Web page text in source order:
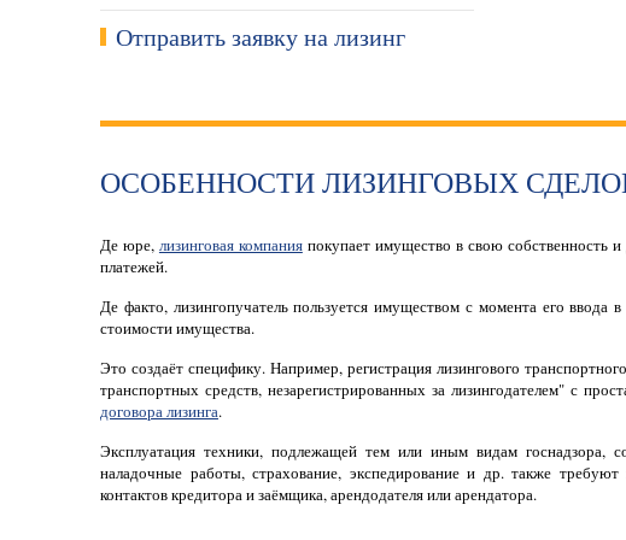
Отправить заявку на лизинг
ОСОБЕННОСТИ ЛИЗИНГОВЫХ
Де юре, лизинговая компанияпокупает имущество в свою собственность и
платежей.
Де факто, лизингопучатель пользуется имуществом с момента его ввода
стоимости имущества.
Это создаёт специфику. Например, регистрация лизингового
транспортных средств, незарегистрированных за лизингодателем" с
договора лизинга.
Эксплуатация техники, подлежащей тем или иным видам госнадзора,
наладочные работы, страхование, экспедирование и др. также
контактов кредитора и заёмщика, арендодателя или арендатора.